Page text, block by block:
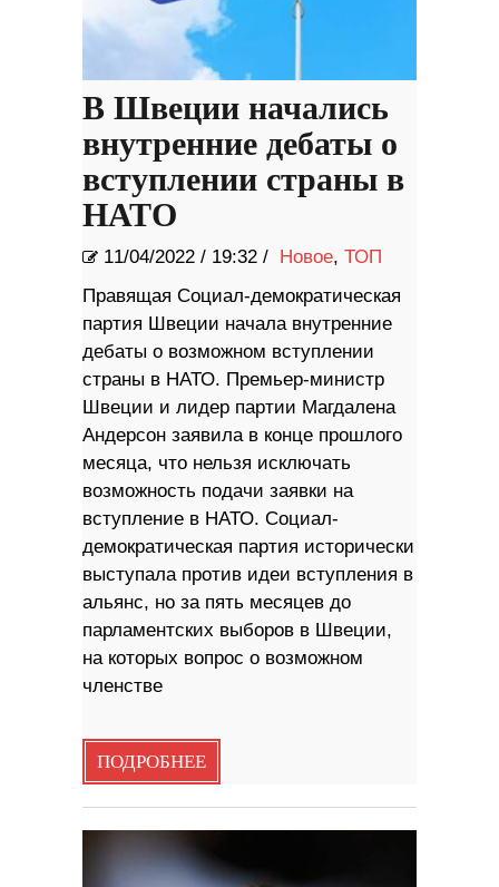
В Швеции начались
внутренние дебаты о
вступлении страны в
НАТО
11/04/2022 / 19:32 / Новое, ТОП
Правящая Социал-демократическая
партия Швеции начала внутренние
дебаты о возможном вступлении
страны в НАТО. Премьер-министр
Швеции и лидер партии Магдалена
Андерсон заявила в конце прошлого
месяца, что нельзя исключать
возможность подачи заявки на
вступление в НАТО. Социал-
демократическая партия исторически
выступала против идеи вступления в
альянс, но за пять месяцев до
парламентских выборов в Швеции,
на которых вопрос о возможном
членстве
ПОДРОБНЕЕ